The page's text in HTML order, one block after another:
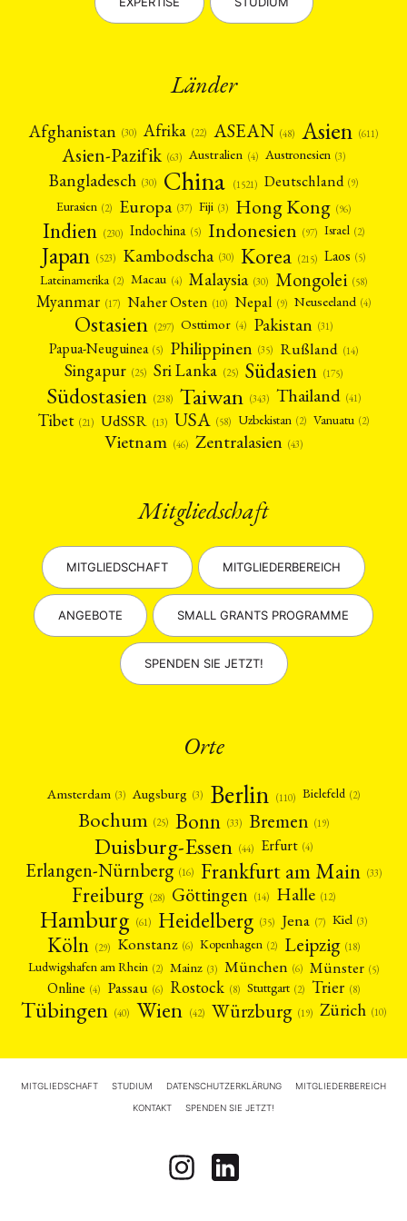
Summer School Symposium (32) Tagung Tourismus
Veranstaltung Webinar Wirtschaft
STUDIUM DATENSCHUTZERKLÄRUNG
ENGLISH
Länder
Afghanistan (30) Afrika (22) ASEAN (48) Asien (611)
Asien-Pazifik (63) Australien (4) Austronesien (3)
Bangladesch (30) China (1521) Deutschland (9)
Eurasien (2) Europa (37) Fiji (3) Hong Kong (96)
Indien (230) Indochina (5) Indonesien (97) Israel (2)
Japan (523) Kambodscha (30) Korea (215) Laos (5)
Lateinamerika (2) Macau (4) Malaysia (30) Mongolei (58)
Myanmar (17) Naher Osten (10) Nepal (9) Neuseeland (4)
Ostasien (297) Osttimor (4) Pakistan (31)
Papua-Neuguinea (5) Philippinen (35) Rußland (14)
Singapur (25) Sri Lanka (25) Südasien (175)
Südostasien (238) Taiwan (343) Thailand (41)
Tibet (21) UdSSR (13) USA (58) Uzbekistan (2) Vanuatu (2)
Vietnam (46) Zentralasien (43)
Mitgliedschaft
MITGLIEDSCHAFT MITGLIEDERBEREICH
ANGEBOTE SMALL GRANTS PROGRAMME
SPENDEN SIE JETZT!
Orte
Amsterdam (3) Augsburg (3) Berlin (110) Bielefeld (2)
Bochum (25) Bonn (33) Bremen (19)
Duisburg-Essen (44) Erfurt (4)
Erlangen-Nürnberg (16) Frankfurt am Main (33)
Freiburg (28) Göttingen (14) Halle (12)
Hamburg (61) Heidelberg (35) Jena (7) Kiel (3)
Köln (29) Konstanz (6) Kopenhagen (2) Leipzig (18)
Ludwigshafen am Rhein (2) Mainz (3) München (6) Münster (5)
Online (4) Passau (6) Rostock (8) Stuttgart (2) Trier (8)
Tübingen (40) Wien (42) Würzburg (19) Zürich (10)
MITGLIEDSCHAFT STUDIUM DATENSCHUTZERKLÄRUNG MITGLIEDERBEREICH
KONTAKT SPENDEN SIE JETZT!